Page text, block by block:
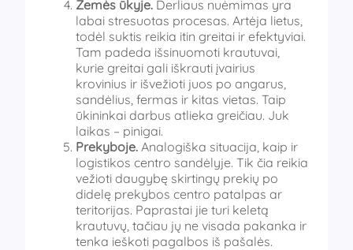
Žemės ūkyje. Derliaus nuėmimas yra
labai stresuotas procesas. Artėja lietus,
todėl suktis reikia itin greitai ir efektyviai.
Tam padeda išsinuomoti krautuvai,
kurie greitai gali iškrauti įvairius
krovinius ir išvežioti juos po angarus,
sandėlius, fermas ir kitas vietas. Taip
ūkininkai darbus atlieka greičiau. Juk
laikas – pinigai.
Prekyboje. Analogiška situacija, kaip ir
logistikos centro sandėlyje. Tik čia reikia
vežioti daugybę skirtingų prekių po
didelę prekybos centro patalpas ar
teritorijas. Paprastai jie turi keletą
krautuvų, tačiau jų ne visada pakanka ir
tenka ieškoti pagalbos iš pašalės.